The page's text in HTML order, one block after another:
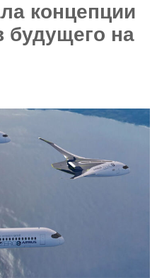
концепции
будущего на